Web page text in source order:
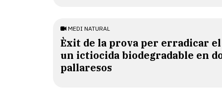
MEDI NATURAL
Èxit de la prova per erradicar
un ictiocida biodegradable en
pallaresos